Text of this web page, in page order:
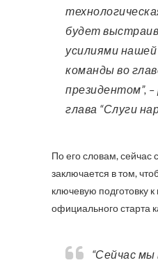
будет
усилиями
команды во
президентом”, –
глава “Слуги
По его словам, сейчас
заключается в том,
ключевую подготовку
официального старта
“Сейчас мы все, включая